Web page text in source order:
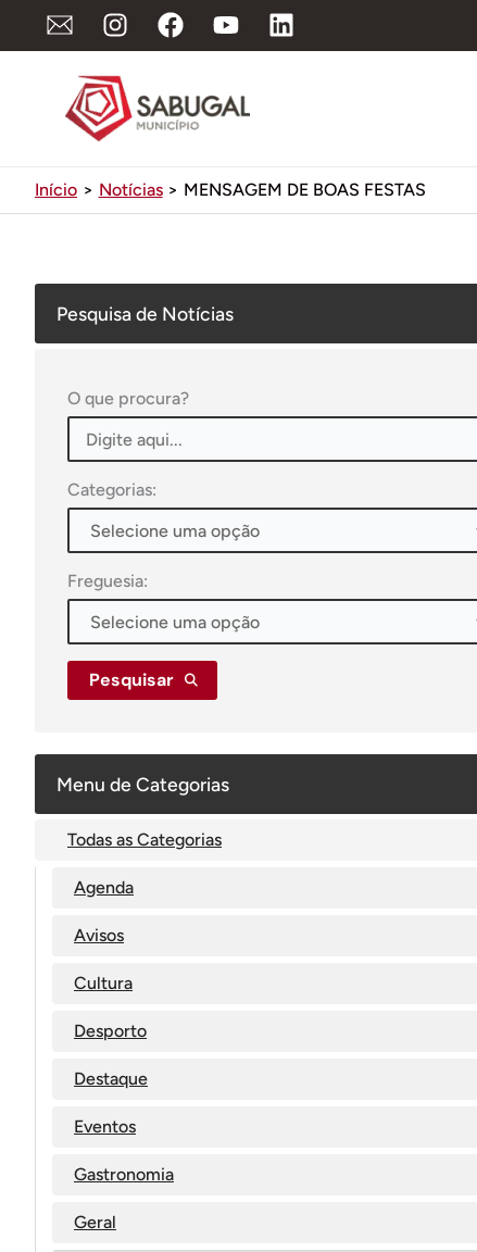
Início Notícias MENSAGEM DE BOAS FESTAS
Pesquisa de Notícias
O que procura?
Categorias:
Freguesia:
Pesquisar
Menu de Categorias
Todas as Categorias
Agenda
Avisos
Cultura
Desporto
Destaque
Eventos
Gastronomia
Geral